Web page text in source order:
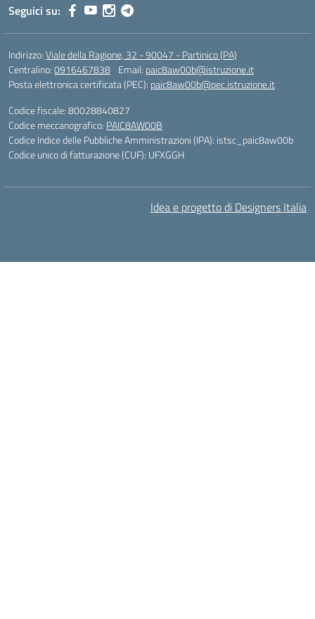
Seguici su:
Indirizzo:Viale della Ragione, 32 - 90047 - Partinico (PA)
Centralino:0916467838 Email: paic8aw00b@istruzione.it
Posta elettronica certificata (PEC): paic8aw00b@pec.istruzione.it
Codice fiscale: 80028840827
Codice meccanografico: PAIC8AW00B
Codice Indice delle Pubbliche Amministrazioni (IPA): istsc_paic8aw00b
Codice unico di fatturazione (CUF): UFXGGH
Idea e progetto di Designers Italia